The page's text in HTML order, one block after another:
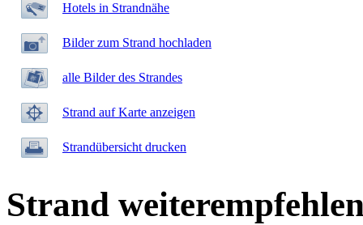
Hotels in Strandnähe
Bilder zum Strand hochladen
alle Bilder des Strandes
Strand auf Karte anzeigen
Strandübersicht drucken
Strand